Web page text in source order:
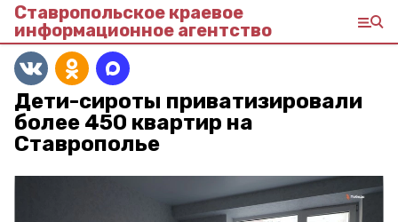
Ставропольское краевое
информационное агентство
Дети-сироты приватизировали
более 450 квартир на
Ставрополье